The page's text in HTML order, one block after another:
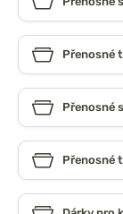
Přenosné
Přenosné
Přenosné